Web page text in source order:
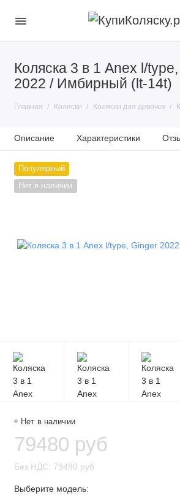
Коляска 3 в 1 Anex l/
2022 / Имбирный (lt-14t)
Главная Коляски Коляски для девочек
Описание Характеристики
Популярный
Нет в наличии
Нет в наличии
79480 руб
Без НДС: 79480 руб
Выберите модель: